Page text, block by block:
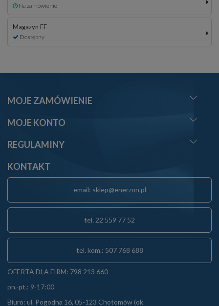
Na zamówienie
Magazyn FF
Dostępny
MOJE ZAMÓWIENIE
MOJE KONTO
REGULAMINY
KONTAKT
email: sklep@enerzon.pl
tel. 22 559 77 52
tel. kom.: 507 768 688
OFERTA DLA FIRM: 798 213 660
pn.-pt.: 9-17:00
Biuro: ul. Pogodna 16, 05-123 Chotomów (ok.